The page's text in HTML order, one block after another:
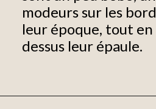
modeurs sur les
leur époque, tout
dessus leur épaule.